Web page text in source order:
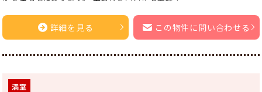
詳細を見る この物件に問い合わせる
満室